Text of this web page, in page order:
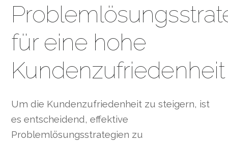
für eine hohe
Kundenzufriedenheit
Um die Kundenzufriedenheit zu steigern, ist
es entscheidend, effektive
Problemlösungsstrategien zu